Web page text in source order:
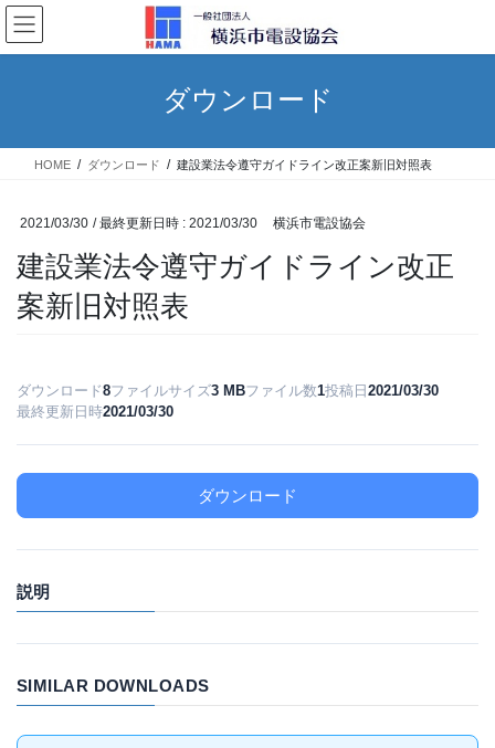
コ
ン
テ
ス
ナ
ビ
ゲ
ン
ダウンロード
HOME ダウンロード 建設業法令遵守ガイドライン改正案新旧対照表
2021/03/30 / 最終更新日時 : 2021/03/30 横浜市電設協会
建設業法令遵守ガイドライン改正
案新旧対照表
ダウンロード8ファイルサイズ3 MBファイル数1投稿日 2021/03/30
最終更新日時2021/03/30
ダウンロード
説明
SIMILAR DOWNLOADS